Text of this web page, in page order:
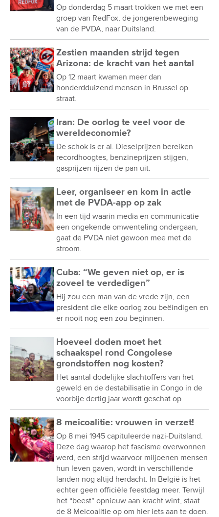
Op donderdag 5 maart trokken we met een
groep van RedFox, de jongerenbeweging
van de PVDA, naar Duitsland.
Zestien maanden strijd tegen
Arizona: de kracht van het aantal
Op 12 maart kwamen meer dan
honderdduizend mensen in Brussel op
straat.
Iran: De oorlog te veel voor de
wereldeconomie?
De schok is er al. Dieselprijzen bereiken
recordhoogtes, benzineprijzen stijgen,
gasprijzen rijzen de pan uit.
Leer, organiseer en kom in actie
met de PVDA-app op zak
In een tijd waarin media en communicatie
een ongekende omwenteling ondergaan,
gaat de PVDA niet gewoon mee met de
stroom.
Cuba: “We geven niet op, er is
zoveel te verdedigen”
Hij zou een man van de vrede zijn, een
president die elke oorlog zou beëindigen en
er nooit nog een zou beginnen.
Hoeveel doden moet het
schaakspel rond Congolese
grondstoffen nog kosten?
Het aantal dodelijke slachtoffers van het
geweld en de destabilisatie in Congo in de
voorbije dertig jaar wordt geschat op
8 meicoalitie: vrouwen in verzet!
Op 8 mei 1945 capituleerde nazi-Duitsland.
Deze dag waarop het fascisme overwonnen
werd, een strijd waarvoor miljoenen mensen
hun leven gaven, wordt in verschillende
landen nog altijd herdacht. In België is het
echter geen officiële feestdag meer. Terwijl
het “beest” opnieuw aan kracht wint, staat
de 8 Meicoalitie op om hier iets aan te doen.